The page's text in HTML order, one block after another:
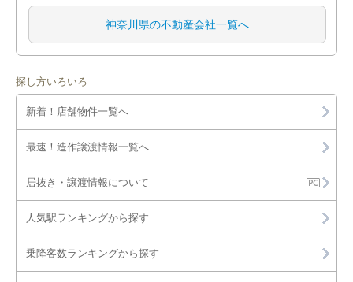
神奈川県の不動産会社一覧へ
探し方いろいろ
新着！店舗物件一覧へ
最速！造作譲渡情報一覧へ
居抜き・譲渡情報について
人気駅ランキングから探す
乗降客数ランキングから探す